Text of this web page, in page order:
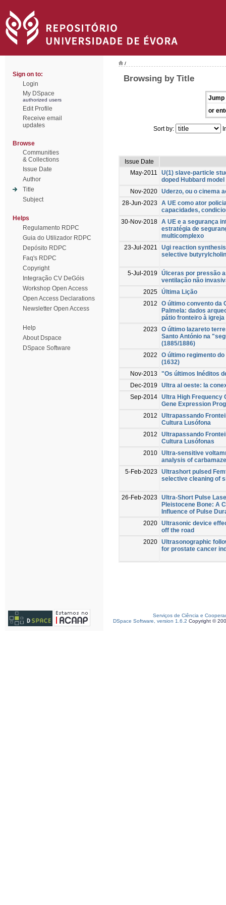
Sign on to:
Login
My DSpace
authorized users
Edit Profile
Receive email
updates
Browse
Communities
& Collections
Issue Date
Author
Title
Subject
Helps
Regulamento RDPC
Guia do Utilizador RDPC
Depósito RDPC
Faq's RDPC
Copyright
Integração CV DeGóis
Workshop Open Access
Open Access Declarations
Newsletter Open Access
Help
About Dspace
DSpace Software
/
Browsing by Title
Jump
or
Sort by:
Issue Date
May-2011
U(1) slave-particle
doped Hubbard
Nov-2020 Uderzo, ou o cinema
28-Jun-2023
A UE como ator
capacidades,
30-Nov-2018 A UE e a segurança
estratégia de
multicomplexo
23-Jul-2021
Ugi reaction
selective
5-Jul-2019
Úlceras por pressão
ventilação não
2025 Última Lição
2012
O último convento da
Palmela: dados
pátio fronteiro à igreja
2023
O último lazareto
Santo António na
(1885/1886)
2022
O último regimento
(1632)
Nov-2013
"Os últimos Inéditos
Dec-2019
Ultra al oeste: la
Sep-2014 Ultra High Frequency
Gene Expression
2012
Ultrapassando
Cultura Lusófona
2012
Ultrapassando
Cultura Lusófonas
2010 Ultra-sensitive
analysis of
5-Feb-2023
Ultrashort pulsed
selective cleaning of
26-Feb-2023
Ultra-Short Pulse
Pleistocene Bone: A
Influence of Pulse
2020 Ultrasonic device
off the road
2020 Ultrasonographic
for prostate cancer
Serviços de Ciência e
DSpace Software, version 1.6.2 Copyright ©